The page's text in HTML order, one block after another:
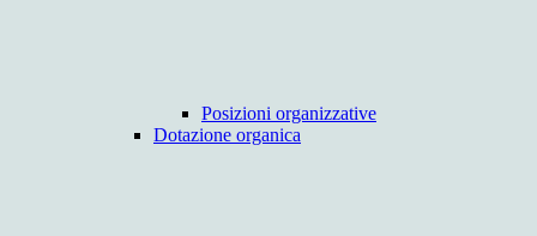
Posizioni organizzative
Dotazione organica